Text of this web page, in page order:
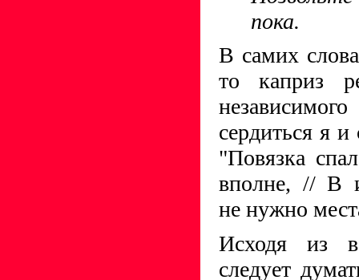
пока.
В самих
то каприз
сердиться я
"Повязка
вполне, // В
не нужно
Исходя из
следует